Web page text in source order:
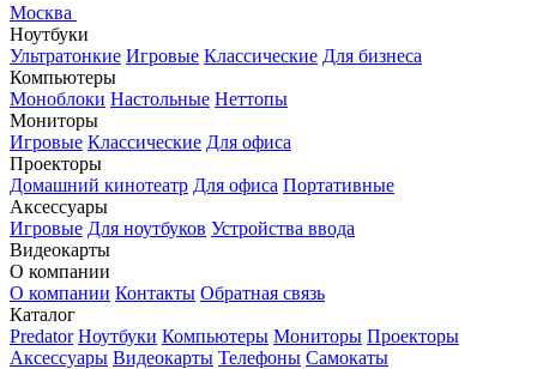
Москва
Ноутбуки
Ультратонкие Игровые Классические Для бизнеса
Компьютеры
Моноблоки Настольные Неттопы
Мониторы
Игровые Классические Для офиса
Проекторы
Домашний кинотеатр Для офиса Портативные
Аксессуары
Игровые Для ноутбуков Устройства ввода
Видеокарты
О компании
О компании Контакты Обратная связь
Каталог
Predator Ноутбуки Компьютеры Мониторы Проекторы
Аксессуары Видеокарты Телефоны Самокаты